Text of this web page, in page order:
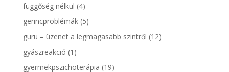
függőség nélkül (4)
gerincproblémák(5)
guru – üzenet a legmagasabb szintről (12)
gyászreakció (1)
gyermekpszichoterápia (19)